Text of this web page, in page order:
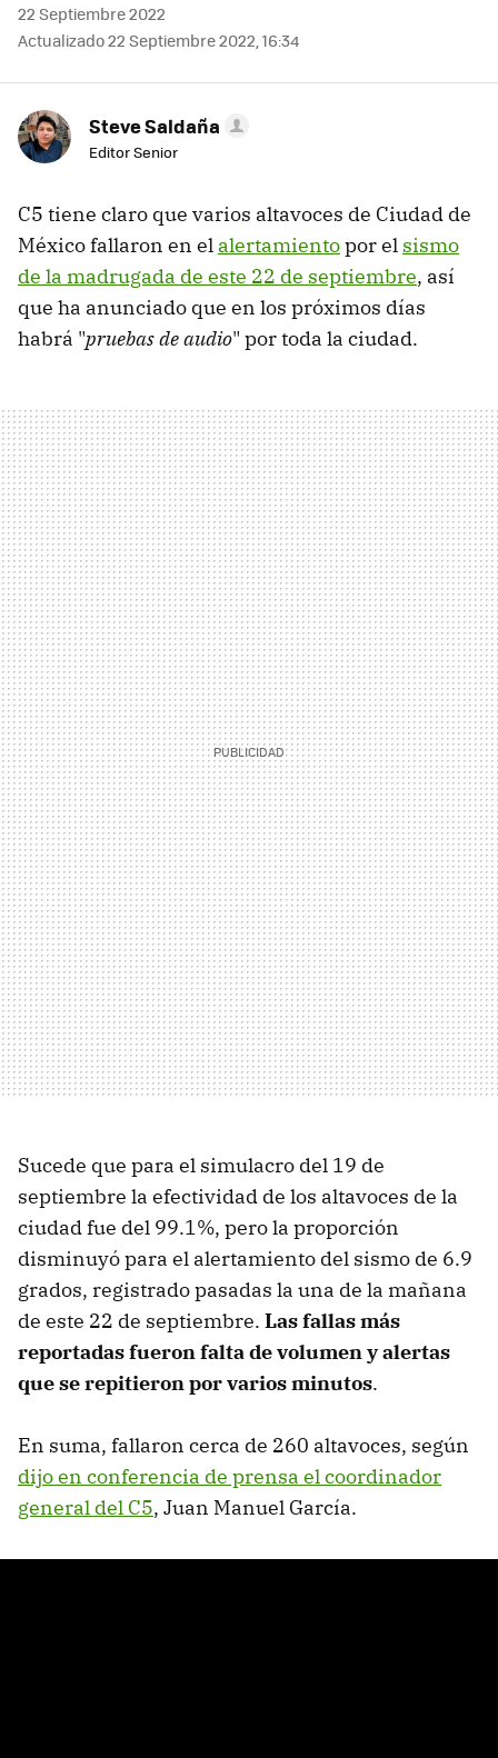
22 Septiembre 2022
Actualizado 22 Septiembre 2022, 16:34
Steve Saldaña
Editor Senior
C5 tiene claro que varios altavoces de Ciudad de
México fallaron en el alertamientopor el sismo
de la madrugada de este 22 de septiembre, así
que ha anunciado que en los próximos días
habrá "pruebas de audio" por toda la ciudad.
Sucede que para el simulacro del 19 de
septiembre la efectividad de los altavoces de la
ciudad fue del 99.1%, pero la proporción
disminuyó para el alertamiento del sismo de 6.9
grados, registrado pasadas la una de la mañana
de este 22 de septiembre. Las fallas más
reportadas fueron falta de volumen y alertas
que se repitieron por varios minutos.
En suma, fallaron cerca de 260 altavoces, según
dijo en conferencia de prensa el coordinador
general del C5, Juan Manuel García.